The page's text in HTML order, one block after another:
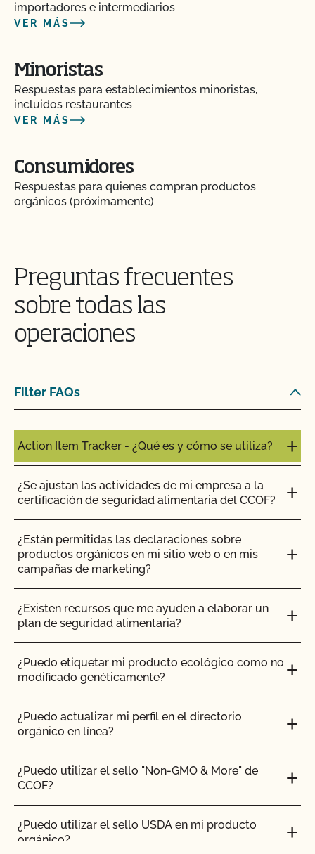
importadores e intermediarios
VER MÁS
Minoristas
Respuestas para establecimientos minoristas,
incluidos restaurantes
VER MÁS
Consumidores
Respuestas para quienes compran productos
orgánicos (próximamente)
Preguntas frecuentes
sobre todas las
operaciones
Filter FAQs
Action Item Tracker - ¿Qué es y cómo se utiliza?
¿Se ajustan las actividades de mi empresa a la
certificación de seguridad alimentaria del CCOF?
¿Están permitidas las declaraciones sobre
productos orgánicos en mi sitio web o en mis
campañas de marketing?
¿Existen recursos que me ayuden a elaborar un
plan de seguridad alimentaria?
¿Puedo etiquetar mi producto ecológico como no
modificado genéticamente?
¿Puedo actualizar mi perfil en el directorio
orgánico en línea?
¿Puedo utilizar el sello "Non-GMO & More" de
CCOF?
¿Puedo utilizar el sello USDA en mi producto
orgánico?